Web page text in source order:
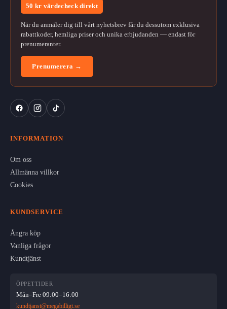
50 kr värdecheck direkt
När du anmäler dig till vårt nyhetsbrev får du dessutom exklusiva
rabattkoder, hemliga priser och unika erbjudanden — endast för
prenumeranter.
Prenumerera →
INFORMATION
Om oss
Allmänna villkor
Cookies
KUNDSERVICE
Ångra köp
Vanliga frågor
Kundtjänst
ÖPPETTIDER
Mån–Fre 09:00–16:00
kundtjanst@megabilligt.se